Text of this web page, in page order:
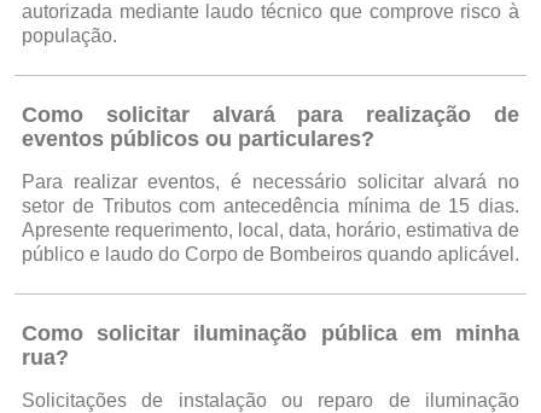
autorizada mediante laudo técnico que comprove risco à
população.
Como solicitar alvará para realização de
eventos públicos ou particulares?
Para realizar eventos, é necessário solicitar alvará no
setor de Tributos com antecedência mínima de 15 dias.
Apresente requerimento, local, data, horário, estimativa de
público e laudo do Corpo de Bombeiros quando aplicável.
Como solicitar iluminação pública em minha
rua?
Solicitações de instalação ou reparo de iluminação